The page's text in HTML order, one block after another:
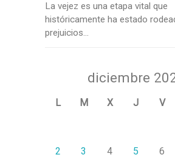
La vejez es una etapa vital que
históricamente ha estado
prejuicios...
diciembre
L M X J V
2 3 4 5 6